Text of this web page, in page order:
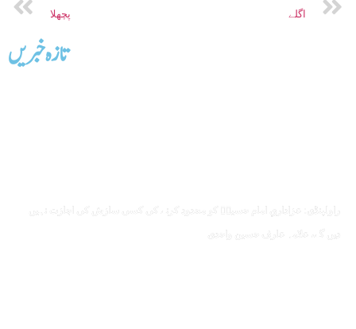
تازه خبریں
پچھلا اگلے